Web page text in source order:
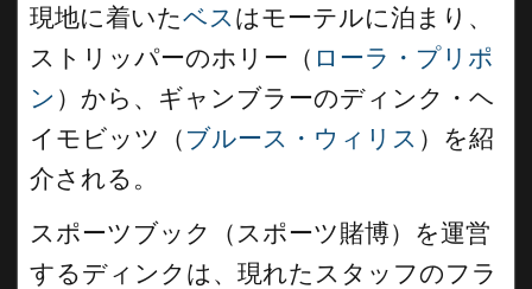
現地に着いたベス はモーテルに泊まり、
ストリッパーのホリー（ ローラ・プリポ
ン ）から、ギャンブラーのディンク・ヘ
イモビッツ（ ブルース・ウィリス ）を紹
介される。
スポーツブック（スポーツ賭博）を運営
するディンクは、現れたスタッフのフラ